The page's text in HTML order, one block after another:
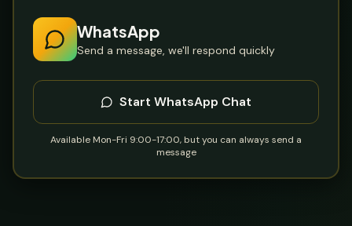
WhatsApp
Send a message, we'll respond quickly
Start WhatsApp Chat
Available Mon-Fri 9:00-17:00, but you can always send a
message